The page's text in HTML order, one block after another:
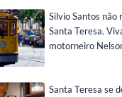
Silvio Santos não
Santa Teresa.
motorneiro
Santa Teresa se